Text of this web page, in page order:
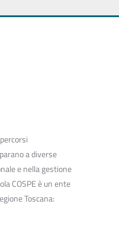
a diverse
e nella gestione
COSPE è un ente
Toscana: